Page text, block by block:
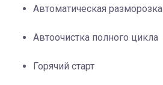
Автоматическая разморозка
Автоочистка полного цикла
Горячий старт